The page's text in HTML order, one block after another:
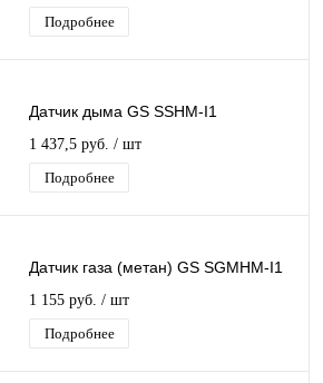
Подробнее
Датчик дыма GS SSHM-I1
1 437,5 руб. / шт
Подробнее
Датчик газа (метан) GS SGMHM-I1
1 155 руб. / шт
Подробнее